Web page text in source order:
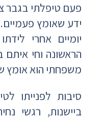
ידע שאומץ
יומיים אחרי
הראשונה וחי
משפחתי הוא אומץ
סיבות לפנייתו
ביישנות, רגשי